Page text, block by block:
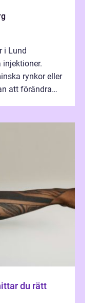
i Lund
injektioner.
rynkor eller
att förändra